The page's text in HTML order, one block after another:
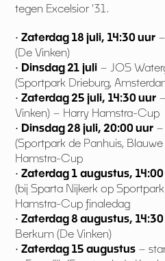
tegen Excelsior '31.
•Zaterdag 18 juli, 14:30 uur
(De Vinken)
• Dinsdag 21 juli – JOS
(Sportpark Drieburg,
•Zaterdag 25 juli, 14:30 uur
Vinken) – Harry Hamstra-Cup
• Dinsdag 28 juli, 20:00 uur –
(Sportpark de Panhuis,
Hamstra-Cup
•Zaterdag 1 augustus,
(bij Sparta Nijkerk op
Hamstra-Cup finaledag
•Zaterdag 8 augustus,
Berkum (De Vinken)
•Zaterdag 15 augustus –